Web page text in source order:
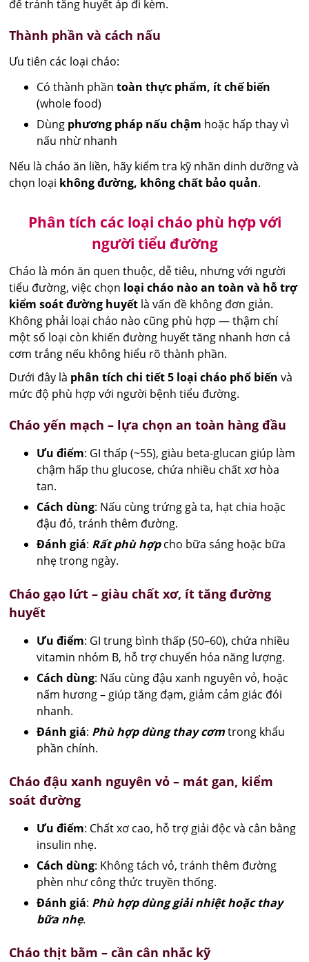
để tránh tăng huyết áp đi kèm.
Thành phần và cách nấu
Ưu tiên các loại cháo:
Có thành phầntoàn thực phẩm, ít chế biến
(whole food)
Dùng phương pháp nấu chậm hoặc hấp thay vì
nấu nhừ nhanh
Nếu là cháo ăn liền, hãy kiểm tra kỹ nhãn dinh dưỡng và
chọn loại không đường, không chất bảo quản.
Phân tích các loại cháo phù hợp với
người tiểu đường
Cháo là món ăn quen thuộc, dễ tiêu, nhưng với người
tiểu đường, việc chọn loại cháo nào an toàn và hỗ trợ
kiểm soát đường huyết là vấn đề không đơn giản.
Không phải loại cháo nào cũng phù hợp — thậm chí
một số loại còn khiến đường huyết tăng nhanh hơn cả
cơm trắng nếu không hiểu rõ thành phần.
Dưới đây là phân tích chi tiết 5 loại cháo phổ biến và
mức độ phù hợp với người bệnh tiểu đường.
Cháo yến mạch – lựa chọn an toàn hàng đầu
Ưu điểm: GI thấp (~55), giàu beta-glucan giúp làm
chậm hấp thu glucose, chứa nhiều chất xơ hòa
tan.
Cách dùng: Nấu cùng trứng gà ta, hạt chia hoặc
đậu đỏ, tránh thêm đường.
Đánh giá: Rất phù hợpcho bữa sáng hoặc bữa
nhẹ trong ngày.
Cháo gạo lứt – giàu chất xơ, ít tăng đường
huyết
Ưu điểm: GI trung bình thấp (50–60), chứa nhiều
vitamin nhóm B, hỗ trợ chuyển hóa năng lượng.
Cách dùng: Nấu cùng đậu xanh nguyên vỏ, hoặc
nấm hương – giúp tăng đạm, giảm cảm giác đói
nhanh.
Đánh giá: Phù hợp dùng thay cơmtrong khẩu
phần chính.
Cháo đậu xanh nguyên vỏ – mát gan, kiểm
soát đường
Ưu điểm: Chất xơ cao, hỗ trợ giải độc và cân bằng
insulin nhẹ.
Cách dùng: Không tách vỏ, tránh thêm đường
phèn như công thức truyền thống.
Đánh giá: Phù hợp dùng giải nhiệt hoặc thay
bữa nhẹ.
Cháo thịt bằm – cần cân nhắc kỹ